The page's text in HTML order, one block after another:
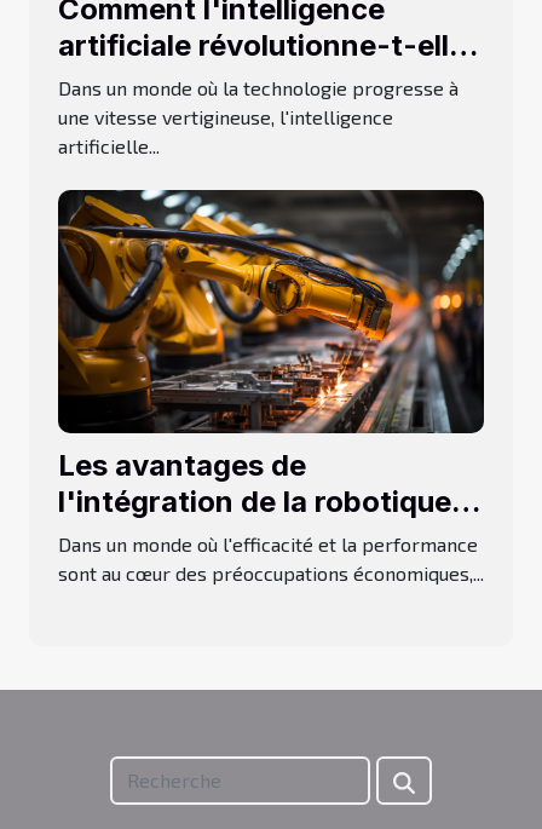
Comment l'intelligence
artificiale révolutionne-t-elle
la création de visuels à partir
de descriptions textuelles ?
Dans un monde où la technologie progresse à
une vitesse vertigineuse, l'intelligence
artificielle...
Les avantages de
l'intégration de la robotique
dans les processus industriels
Dans un monde où l'efficacité et la performance
sont au cœur des préoccupations économiques,...